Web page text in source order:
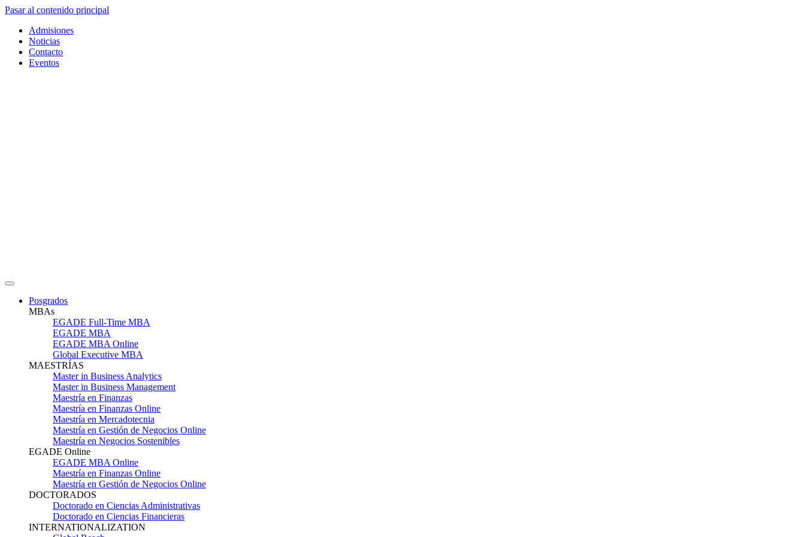
Pasar al contenido principal
Admisiones
Noticias
Contacto
Eventos
Posgrados
MBAs
EGADE Full-Time MBA
EGADE MBA
EGADE MBA Online
Global Executive MBA
MAESTRÍAS
Master in Business Analytics
Master in Business Management
Maestría en Finanzas
Maestría en Finanzas Online
Maestría en Mercadotecnia
Maestría en Gestión de Negocios Online
Maestría en Negocios Sostenibles
EGADE Online
EGADE MBA Online
Maestría en Finanzas Online
Maestría en Gestión de Negocios Online
DOCTORADOS
Doctorado en Ciencias Administrativas
Doctorado en Ciencias Financieras
INTERNATIONALIZATION